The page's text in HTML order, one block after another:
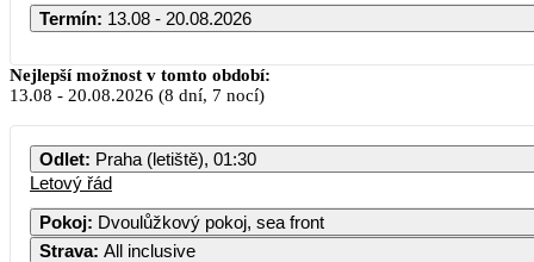
Termín: 13.08 - 20.08.2026
Nejlepší možnost v tomto období:
13.08 - 20.08.2026 (8 dní, 7 nocí)
Odlet: Praha (letiště), 01:30
Letový řád
Pokoj: Dvoulůžkový pokoj, sea front
Strava: All inclusive